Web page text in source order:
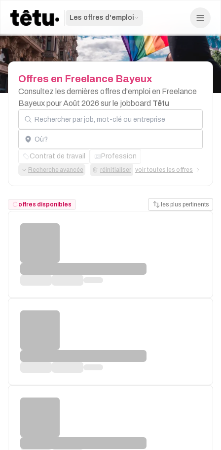
Les offres d'emploi
Offres en Freelance Bayeux
Consultez les dernières offres d'emploi en Freelance
Bayeux pour Août 2026 sur le jobboard Têtu
Rechercher par job, mot-clé ou entreprise
Localisation
Contrat de travail Profession
Recherche avancée réinitialiser voir toutes les offres
offres disponibles les plus pertinents